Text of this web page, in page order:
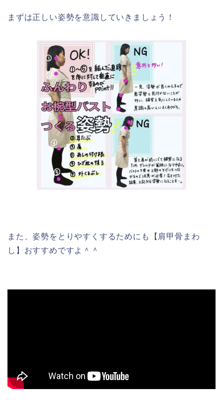
まずは正しい姿勢を意識していきましょう！
また、姿勢をとりやすくするためにも【肩甲骨まわ
し】おすすめですよ＾＾